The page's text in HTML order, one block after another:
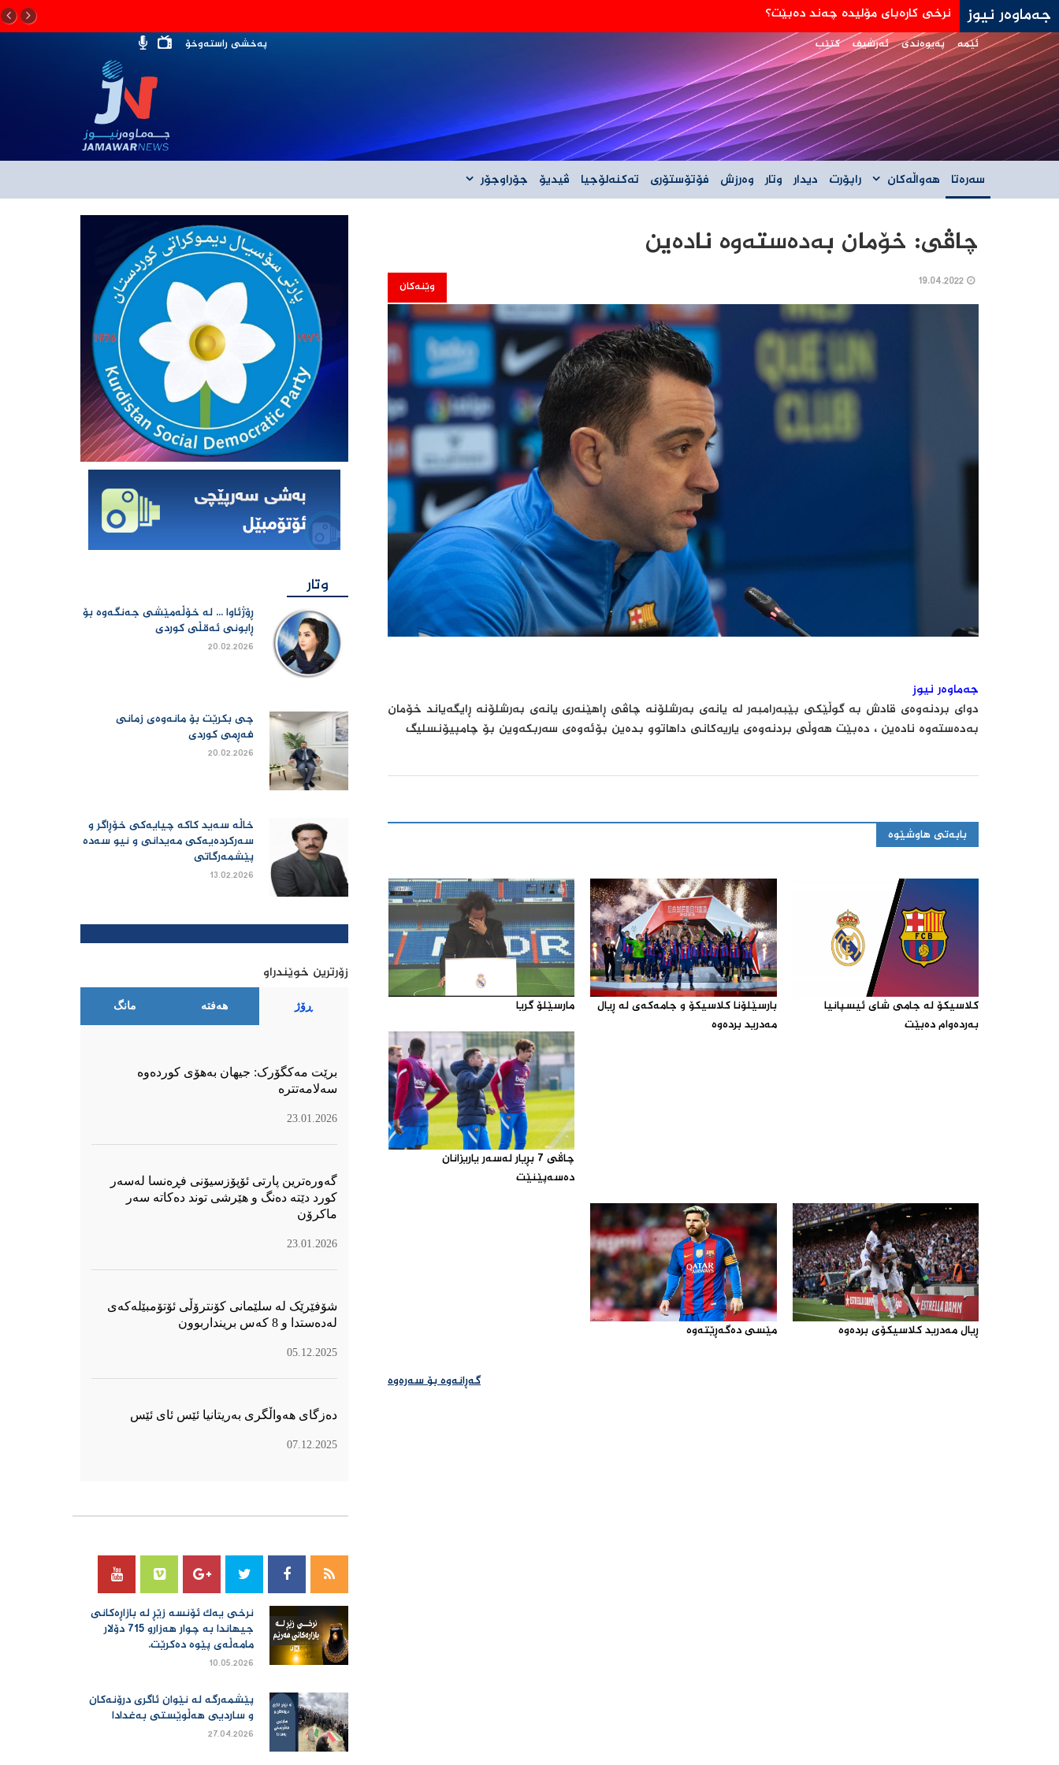
جەماوەر نیوز جه‌ی دی ڤانس: هێڵی سورمان له‌دانوستانه‌كان له‌گه‌ڵ ئێران نیه‌
ئێمە پەیوەندی ئەرشیف کتێب پەخشی راستەوخۆ
سەرەتا هەواڵەکان راپۆرت دیدار وتار وەرزش فۆتۆستۆری تەکنەلۆجیا ڤیدیۆ جۆراوجۆر
چاڤی: خۆمان به‌ده‌سته‌وه‌ ناده‌ین
وێنەکان
جەماوەر نیوز
دوای بردنه‌وه‌ی قادش به‌ گوڵێكی بێبه‌رامبه‌ر له‌ یانه‌ی به‌رشلۆنه‌ چاڤی ڕاهێنه‌ری یانه‌ی به‌رشلۆنه‌ ڕایگه‌یاند خۆمان
بەدەستەوە نادەین ، دەبێت هەوڵی بردنەوەی یاریەکانی داهاتوو بدەین بۆئەوەی سەربکەوین بۆ چامپیۆنسلیگ
بابەتی هاوشێوە
كلاسیكۆ له‌ جامی شای ئیسپانیا
به‌رده‌وام ده‌بێت‌
بارسێلۆنا كلاسیكۆ و جامه‌كه‌ی له‌ ڕیال
مه‌درید برده‌وه‌‌
مارسێلۆ گریا‌
چاڤی 7 بڕیار له‌سه‌ر یاریزانان
ده‌سه‌پێنێت‌
ڕیال مه‌درید كلاسیكۆی برده‌وه‌‌ مێسی ده‌گه‌ڕێته‌وه‌‌
گەڕانەوە بۆ سەرەوە
وتار
ڕۆژئاوا ... لە خۆڵەمێشی جەنگەوە بۆ
ڕابونی ئەقڵی کوردی
20.02.2026
چی بكرێت بۆ مانەوەی زمانی
فەڕمی كوردی
20.02.2026
خاڵە سەید کاکە چیایەکی خۆڕاگر و
سەرکردەیەکی مەیدانی و نیو سەدە
پێشمەرگاتی
13.02.2026
زۆرترین خوێندراو
ڕۆژ هەفتە مانگ
برێت مەکگۆرک: جیهان بەهۆی کوردەوە
سەلامەتترە
23.01.2026
گەورەترین پارتی ئۆپۆزسیۆنی فڕەنسا لەسەر
كورد دێتە دەنگ و هێرشی توند دەكاتە سەر
ماكرۆن
23.01.2026
شۆفێرێک لە سلێمانی کۆنترۆڵی ئۆتۆمبێلەکەی
لەدەستدا و 8 کەس برینداربوون
05.12.2025
دەزگای هەواڵگری بەریتانیا ئێس ئای ئێس
07.12.2025
نرخی یەك ئۆنسە زێڕ لە بازاڕەكانی
جیهاندا بە چوار هەزارو 715 دۆلار
مامەڵەی پێوە دەكرێت.
10.05.2026
پێشمەرگە لە نێوان ئاگری درۆنەکان
و ساردیی هەڵوێستی بەغدادا
27.04.2026